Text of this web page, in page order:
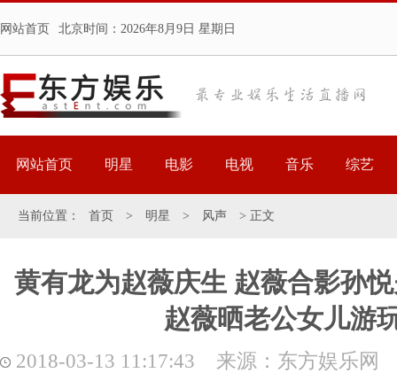
网站首页 北京时间： 2026年8月9日 星期日
网站首页 明星 电影 电视 音乐 综艺
当前位置： 首页 > 明星 > 风声 > 正文
黄有龙为赵薇庆生 赵薇合影孙
赵薇晒老公女儿游
2018-03-13 11:17:43 来源：东方娱乐网